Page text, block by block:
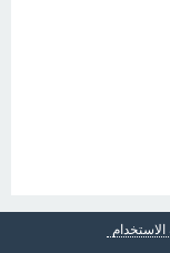
الاستخدام